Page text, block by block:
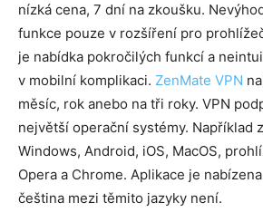
nízká cena, 7 dní na zkoušku.
funkce pouze v rozšíření pro
je nabídka pokročilých funkcí a
v mobilní komplikaci. ZenMate VPN
měsíc, rok anebo na tři roky. VPN
největší operační systémy. Například
Windows, Android, iOS, MacOS,
Opera a Chrome. Aplikace je
čeština mezi těmito jazyky není.